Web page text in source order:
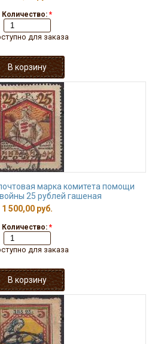
Количество: *
для заказа
марка комитета помощи
25 рублей гашеная
1 500,00 руб.
Количество: *
для заказа